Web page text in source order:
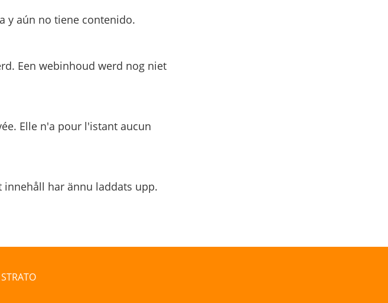
y aún no tiene contenido.
Een webinhoud werd nog niet
Elle n'a pour l'istant aucun
har ännu laddats upp.